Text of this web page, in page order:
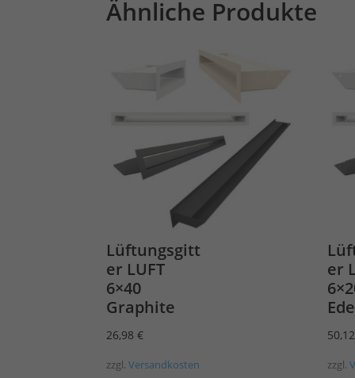
Ähnliche Produkte
Lüftungsgitt
er LUFT
6×40
Graphite
26,98€
zzgl.Versandkosten
er
zzgl.